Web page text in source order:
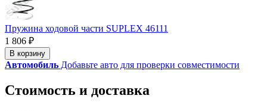
Пружина ходовой части SUPLEX 46111
1 806 ₽
В корзину
Автомобиль Добавьте авто для проверки совместимости
Стоимость и доставка